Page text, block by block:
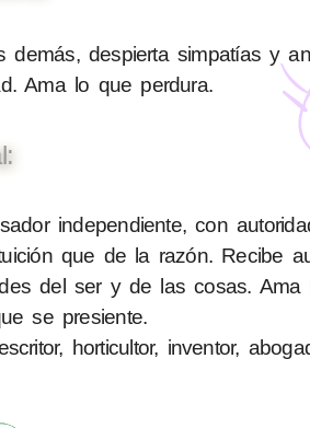
despierta simpatías y
Ama lo que perdura.
independiente, con
que de la razón. Recibe
del ser y de las cosas.
se presiente.
horticultor, inventor,